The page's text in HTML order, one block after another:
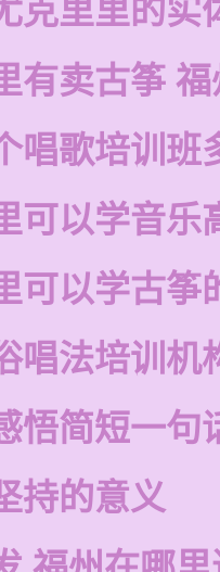
克里里的实
有卖古筝
唱歌培训班
可以学音乐
可以学古筝
唱法培训机
悟简短一句
持的意义